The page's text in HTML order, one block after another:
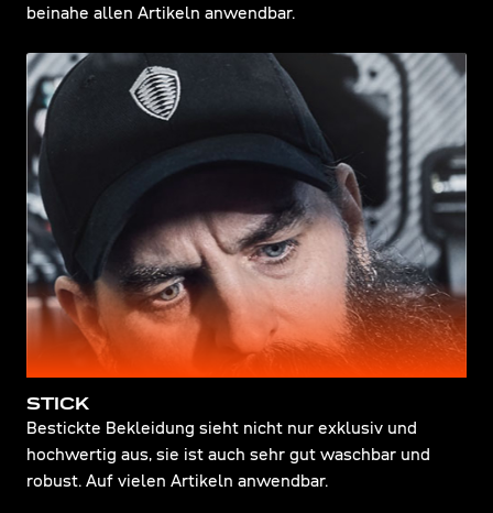
beinahe allen Artikeln anwendbar.
STICK
Bestickte Bekleidung sieht nicht nur exklusiv und
hochwertig aus, sie ist auch sehr gut waschbar und
robust. Auf vielen Artikeln anwendbar.